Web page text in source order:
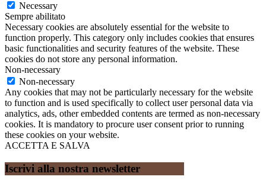
Necessary
Sempre abilitato
Necessary cookies are absolutely essential for the website to
function properly. This category only includes cookies that ensures
basic functionalities and security features of the website. These
cookies do not store any personal information.
Non-necessary
Non-necessary
Any cookies that may not be particularly necessary for the website
to function and is used specifically to collect user personal data via
analytics, ads, other embedded contents are termed as non-necessary
cookies. It is mandatory to procure user consent prior to running
these cookies on your website.
ACCETTA E SALVA
Iscrivi alla nostra newsletter